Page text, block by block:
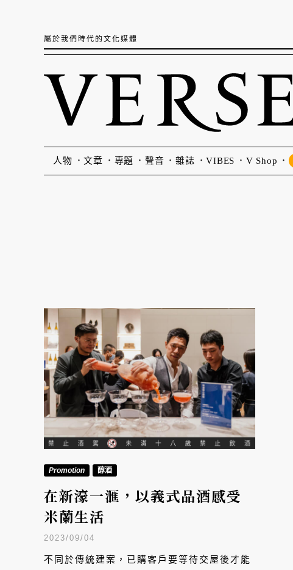
屬於我們時代的文化媒體
人物 文章 專題 聲音 雜誌 VIBES V Shop
Promotion 醇酒
在新濠一滙，以義式品酒感受
米蘭生活
2023/09/04
不同於傳統建案，已購客戶要等待交屋後才能